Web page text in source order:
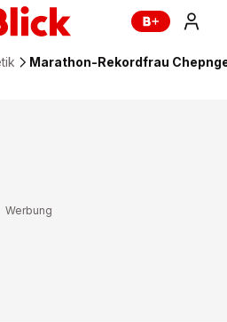
Marathon-Rekordfrau